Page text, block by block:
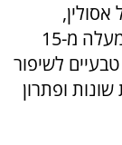
ארומתרפיסטית במקצועה עם ותק של למעלה מ-15
לשיפור
ופתרון